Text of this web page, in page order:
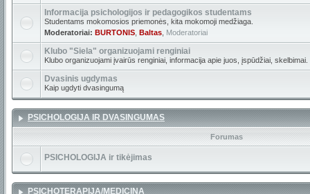
Informacija psichologijos ir pedagogikos studentams
Studentams mokomosios priemonės, kita mokomoji medžiaga.
Moderatoriai: BURTONIS Baltas Moderatoriai
Klubo "Siela" organizuojami renginiai
Klubo organizuojami įvairūs renginiai, informacija apie juos, įspūdžiai, skelbimai.
Dvasinis ugdymas
Kaip ugdyti dvasingumą
PSICHOLOGIJA IR DVASINGUMAS
Forumas
PSICHOLOGIJA ir tikėjimas
PSICHOTERAPIJA/MEDICINA